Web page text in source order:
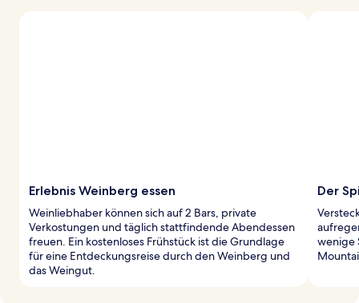
Erlebnis Weinberg essen
Weinliebhaber können sich auf 2 Bars, private
Verkostungen und täglich stattfindende Abendessen
freuen. Ein kostenloses Frühstück ist die Grundlage
für eine Entdeckungsreise durch den Weinberg und
das Weingut.
Der
wenige